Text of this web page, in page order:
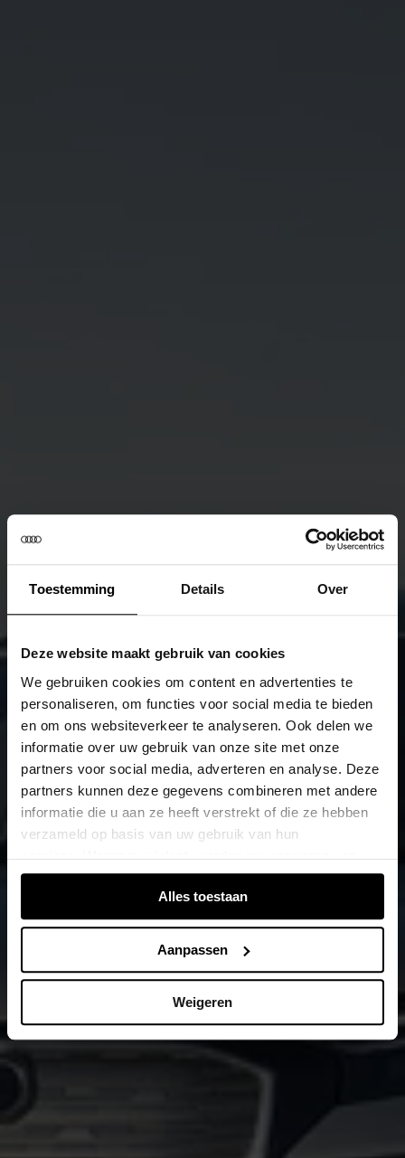
Toestemming Details Over
Deze website maakt gebruik van cookies
We gebruiken cookies om content en advertenties te
personaliseren, om functies voor social media te bieden
en om ons websiteverkeer te analyseren. Ook delen we
informatie over uw gebruik van onze site met onze
partners voor social media, adverteren en analyse. Deze
partners kunnen deze gegevens combineren met andere
informatie die u aan ze heeft verstrekt of die ze hebben
verzameld op basis van uw gebruik van hun
services. Wanneer u inlogt, worden uw gegevens van
verschillende apparaten of browsers samengevoegd via
de extra verwerkte login-ID.Alles toestaan
Aanpassen
Weigeren